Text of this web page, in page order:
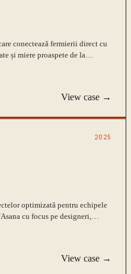
conectează fermierii direct cu
și miere proaspete de la
View case →
2025
optimizată pentru echipele
cu focus pe designeri,
View case →